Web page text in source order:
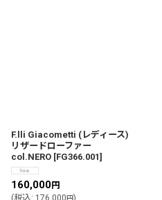
F.lli Giacometti (レディース)
リザードローファー
col.NERO [FG366.001]
160,000円
(税込: 176,000 )